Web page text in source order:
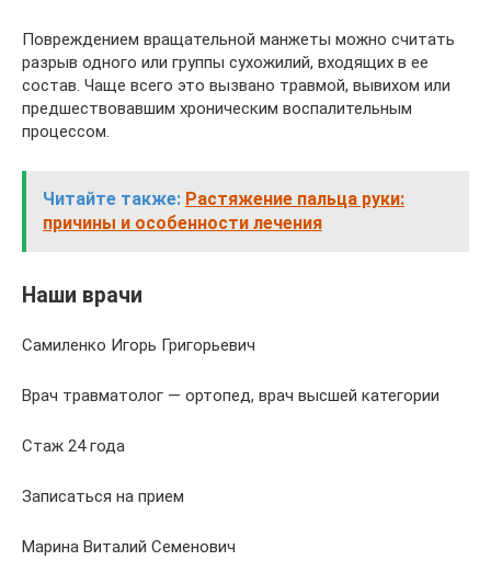
Повреждением вращательной манжеты можно считать
разрыв одного или группы сухожилий, входящих в ее
состав. Чаще всего это вызвано травмой, вывихом или
предшествовавшим хроническим воспалительным
процессом.
Читайте также: Растяжение пальца руки:
причины и особенности лечения
Наши врачи
Самиленко Игорь Григорьевич
Врач травматолог — ортопед, врач высшей категории
Стаж 24 года
Записаться на прием
Марина Виталий Семенович